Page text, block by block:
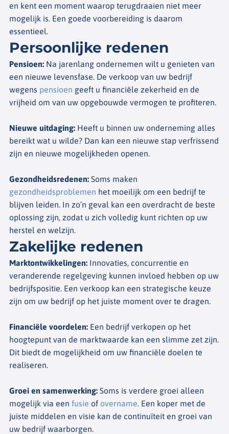
en kent een moment waarop terugdraaien niet meer
mogelijk is. Een goede voorbereiding is daarom
essentieel.
Persoonlijke redenen
Pensioen: Na jarenlang ondernemen wilt u genieten van
een nieuwe levensfase. De verkoop van uw bedrijf
wegens pensioen geeft u financiële zekerheid en de
vrijheid om van uw opgebouwde vermogen te profiteren.
Nieuwe uitdaging: Heeft u binnen uw onderneming alles
bereikt wat u wilde? Dan kan een nieuwe stap verfrissend
zijn en nieuwe mogelijkheden openen.
Gezondheidsredenen: Soms maken
gezondheidsproblemen het moeilijk om een bedrijf te
blijven leiden. In zo’n geval kan een overdracht de beste
oplossing zijn, zodat u zich volledig kunt richten op uw
herstel en welzijn.
Zakelijke redenen
Marktontwikkelingen: Innovaties, concurrentie en
veranderende regelgeving kunnen invloed hebben op uw
bedrijfspositie. Een verkoop kan een strategische keuze
zijn om uw bedrijf op het juiste moment over te dragen.
Financiële voordelen: Een bedrijf verkopen op het
hoogtepunt van de marktwaarde kan een slimme zet zijn.
Dit biedt de mogelijkheid om uw financiële doelen te
realiseren.
Groei en samenwerking: Soms is verdere groei alleen
mogelijk via een fusie of overname. Een koper met de
juiste middelen en visie kan de continuïteit en groei van
uw bedrijf waarborgen.